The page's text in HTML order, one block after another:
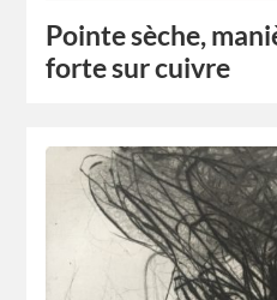
Pointe sèche,
forte sur cuivre